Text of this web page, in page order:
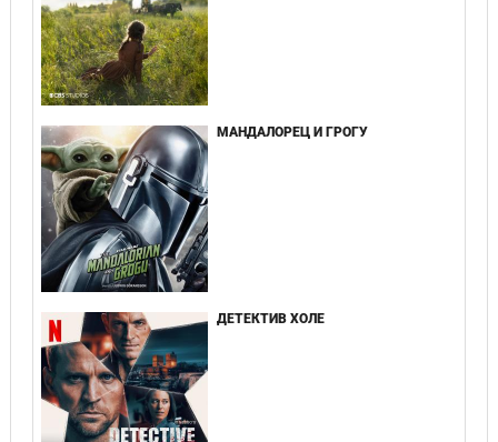
МАНДАЛОРЕЦ И ГРОГУ
ДЕТЕКТИВ ХОЛЕ